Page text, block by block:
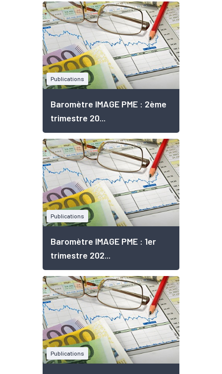
Publications
Baromètre IMAGE PME : 2ème
trimestre 20...
Publications
Baromètre IMAGE PME : 1er
trimestre 202...
Publications